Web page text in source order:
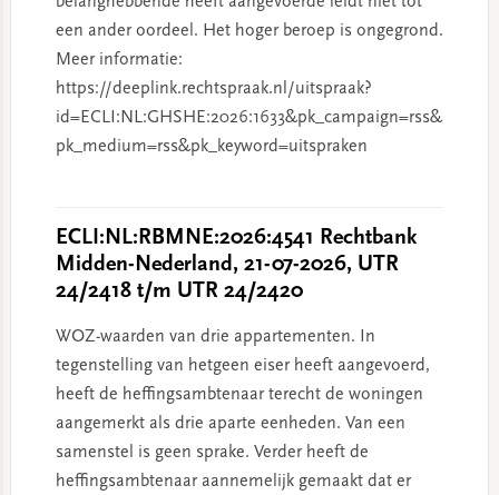
een ander oordeel. Het hoger beroep is ongegrond.
Meer informatie:
https://deeplink.rechtspraak.nl/uitspraak?
id=ECLI:NL:GHSHE:2026:1633&pk_campaign=rss&
pk_medium=rss&pk_keyword=uitspraken
ECLI:NL:RBMNE:2026:4541 Rechtbank
Midden-Nederland, 21-07-2026, UTR
24/2418 t/m UTR 24/2420
WOZ-waarden van drie appartementen. In
tegenstelling van hetgeen eiser heeft aangevoerd,
heeft de heffingsambtenaar terecht de woningen
aangemerkt als drie aparte eenheden. Van een
samenstel is geen sprake. Verder heeft de
heffingsambtenaar aannemelijk gemaakt dat er